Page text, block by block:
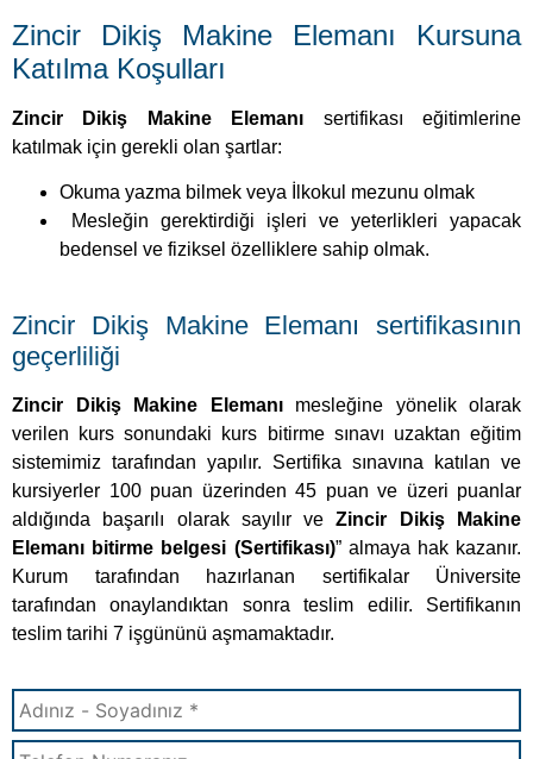
Zincir Dikiş Makine Elemanı Kursuna
Katılma Koşulları
Zincir Dikiş Makine Elemanı sertifikası eğitimlerine
katılmak için gerekli olan şartlar:
Okuma yazma bilmek veya İlkokul mezunu olmak
Mesleğin gerektirdiği işleri ve yeterlikleri yapacak
bedensel ve fiziksel özelliklere sahip olmak.
Zincir Dikiş Makine Elemanı sertifikasının
geçerliliği
Zincir Dikiş Makine Elemanı mesleğine yönelik olarak
verilen kurs sonundaki kurs bitirme sınavı uzaktan eğitim
sistemimiz tarafından yapılır. Sertifika sınavına katılan ve
kursiyerler 100 puan üzerinden 45 puan ve üzeri puanlar
aldığında başarılı olarak sayılır ve Zincir Dikiş Makine
Elemanı bitirme belgesi (Sertifikası)” almaya hak kazanır.
Kurum tarafından hazırlanan sertifikalar Üniversite
tarafından onaylandıktan sonra teslim edilir. Sertifikanın
teslim tarihi 7 işgününü aşmamaktadır.